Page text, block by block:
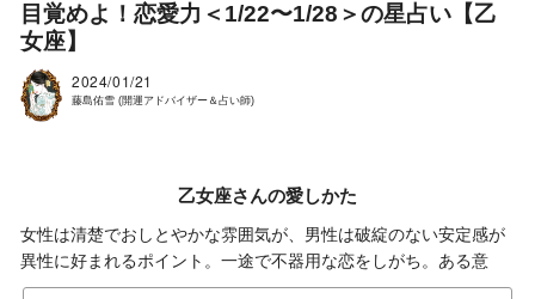
目覚めよ！恋愛力＜1/22〜1/28＞の星占い【乙
女座】
2024/01/21
藤島佑雪 (開運アドバイザー＆占い師)
乙女座さんの愛しかた
女性は清楚でおしとやかな雰囲気が、男性は破綻のない安定感が
異性に好まれるポイント。一途で不器用な恋をしがち。ある意
味、12星座中No.1の恋愛ベタかも。というのも、自分の中の常